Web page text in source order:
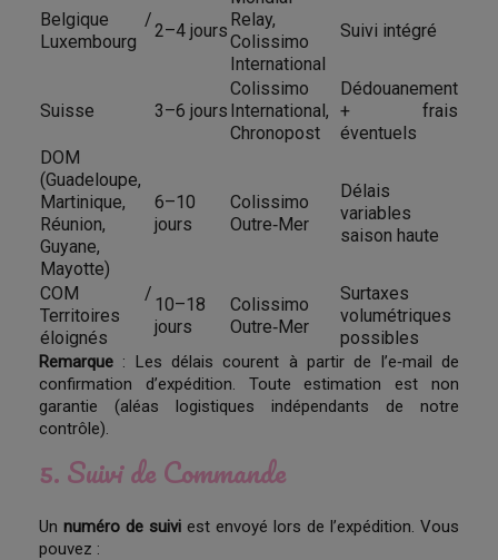
Belgique /
Luxembourg
2–4 jours
Relay,
Colissimo
International
Suivi intégré
Suisse 3–6 jours
Colissimo
International,
Chronopost
Dédouanement
+ frais
éventuels
DOM
(Guadeloupe,
Martinique,
Réunion,
Guyane,
Mayotte)
6–10
jours
Colissimo
Outre‑Mer
Délais
variables
saison haute
COM /
Territoires
éloignés
10–18
jours
Colissimo
Outre‑Mer
Surtaxes
volumétriques
possibles
Remarque : Les délais courent à partir de l’e‑mail de
confirmation d’expédition. Toute estimation est non
garantie (aléas logistiques indépendants de notre
contrôle).
5. Suivi de Commande
Un numéro de suivi est envoyé lors de l’expédition. Vous
pouvez :